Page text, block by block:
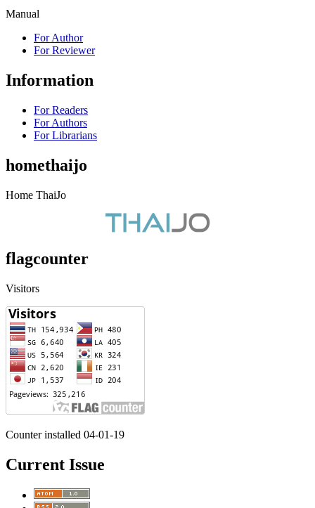
Manual
For Author
For Reviewer
Information
For Readers
For Authors
For Librarians
homethaijo
Home ThaiJo
flagcounter
Visitors
Counter installed 04-01-19
Current Issue